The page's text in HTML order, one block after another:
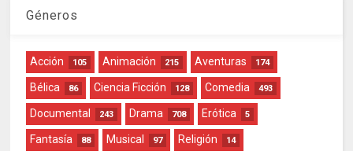
Géneros
Acción 105 Animación 215 Aventuras 174
Bélica 86 Ciencia Ficción 128 Comedia 493
Documental 243 Drama 708 Erótica 5
Fantasía 88 Musical 97 Religión 14